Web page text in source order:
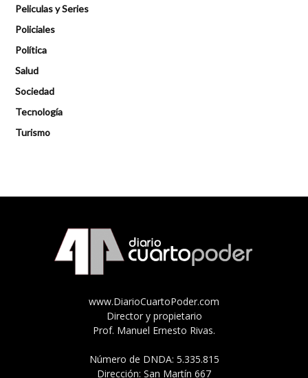
Peliculas y Series
Policiales
Política
Salud
Sociedad
Tecnología
Turismo
www.DiarioCuartoPoder.com
Director y propietario
Prof. Manuel Ernesto Rivas.
Número de DNDA: 5.335.815
Dirección: San Martín 667